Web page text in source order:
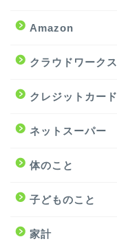
Amazon
クラウドワークス
クレジットカード
ネットスーパー
体のこと
子どものこと
家計